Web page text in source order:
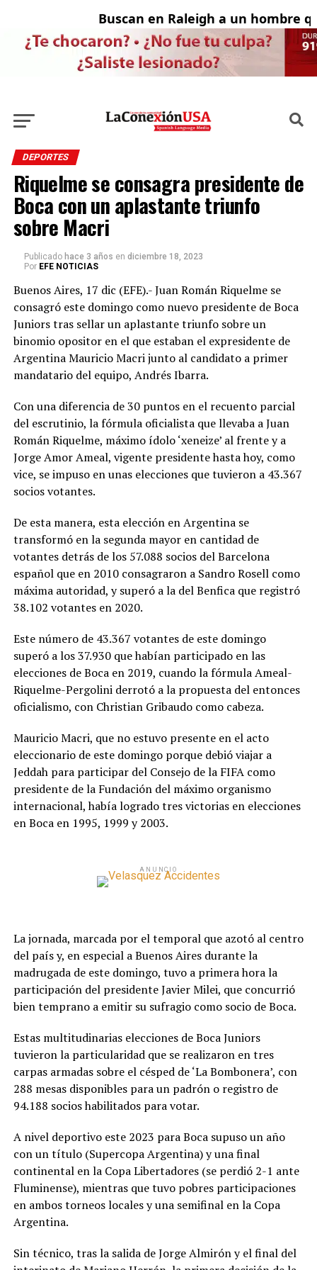
Buscan en Raleigh a un hombre
DEPORTES
Riquelme se consagra presidente de
Boca con un aplastante triunfo
sobre Macri
Publicado hace 3 años en diciembre 18, 2023
Por EFE NOTICIAS
Buenos Aires, 17 dic (EFE).- Juan Román Riquelme se
consagró este domingo como nuevo presidente de Boca
Juniors tras sellar un aplastante triunfo sobre un
binomio opositor en el que estaban el expresidente de
Argentina Mauricio Macri junto al candidato a primer
mandatario del equipo, Andrés Ibarra.
Con una diferencia de 30 puntos en el recuento parcial
del escrutinio, la fórmula oficialista que llevaba a Juan
Román Riquelme, máximo ídolo ‘xeneize’ al frente y a
Jorge Amor Ameal, vigente presidente hasta hoy, como
vice, se impuso en unas elecciones que tuvieron a 43.367
socios votantes.
De esta manera, esta elección en Argentina se
transformó en la segunda mayor en cantidad de
votantes detrás de los 57.088 socios del Barcelona
español que en 2010 consagraron a Sandro Rosell como
máxima autoridad, y superó a la del Benfica que registró
38.102 votantes en 2020.
Este número de 43.367 votantes de este domingo
superó a los 37.930 que habían participado en las
elecciones de Boca en 2019, cuando la fórmula Ameal-
Riquelme-Pergolini derrotó a la propuesta del entonces
oficialismo, con Christian Gribaudo como cabeza.
Mauricio Macri, que no estuvo presente en el acto
eleccionario de este domingo porque debió viajar a
Jeddah para participar del Consejo de la FIFA como
presidente de la Fundación del máximo organismo
internacional, había logrado tres victorias en elecciones
en Boca en 1995, 1999 y 2003.
ANUNCIO
La jornada, marcada por el temporal que azotó al centro
del país y, en especial a Buenos Aires durante la
madrugada de este domingo, tuvo a primera hora la
participación del presidente Javier Milei, que concurrió
bien temprano a emitir su sufragio como socio de Boca.
Estas multitudinarias elecciones de Boca Juniors
tuvieron la particularidad que se realizaron en tres
carpas armadas sobre el césped de ‘La Bombonera’, con
288 mesas disponibles para un padrón o registro de
94.188 socios habilitados para votar.
A nivel deportivo este 2023 para Boca supuso un año
con un título (Supercopa Argentina) y una final
continental en la Copa Libertadores (se perdió 2-1 ante
Fluminense), mientras que tuvo pobres participaciones
en ambos torneos locales y una semifinal en la Copa
Argentina.
Sin técnico, tras la salida de Jorge Almirón y el final del